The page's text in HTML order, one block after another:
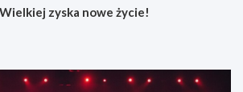
zyska nowe życie!